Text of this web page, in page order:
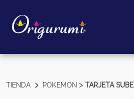
TIENDA POKEMON > TARJETA SUBE